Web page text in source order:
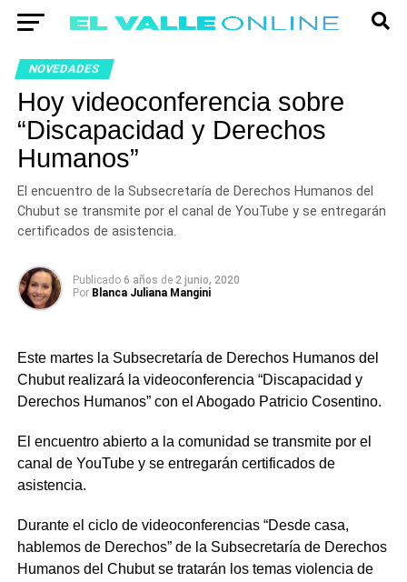
NOVEDADES
Hoy videoconferencia sobre
“Discapacidad y Derechos
Humanos”
El encuentro de la Subsecretaría de Derechos Humanos del
Chubut se transmite por el canal de YouTube y se entregarán
certificados de asistencia.
Publicado 6 años de 2 junio, 2020
Por Blanca Juliana Mangini
Este martes la Subsecretaría de Derechos Humanos del
Chubut realizará la videoconferencia “Discapacidad y
Derechos Humanos” con el Abogado Patricio Cosentino.
El encuentro abierto a la comunidad se transmite por el
canal de YouTube y se entregarán certificados de
asistencia.
Durante el ciclo de videoconferencias “Desde casa,
hablemos de Derechos” de la Subsecretaría de Derechos
Humanos del Chubut se tratarán los temas violencia de